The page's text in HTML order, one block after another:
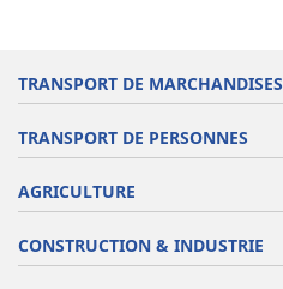
TRANSPORT DE MARCHANDISES
TRANSPORT DE PERSONNES
AGRICULTURE
CONSTRUCTION & INDUSTRIE